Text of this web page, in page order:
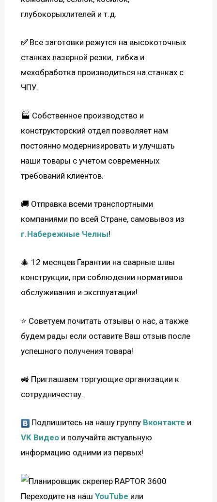
глубокорыхлителей и т.д.
✅Все заготовки режутся на высокоточных
станках лазерной резки, гибка и
мехобработка производиться на станках с
ЧПУ.
🏭 Собственное производство и
конструкторский отдел позволяет нам
постоянно модернизировать и улучшать
наши товары с учетом современных
требований клиентов.
🚚 Отправка всеми транспортными
компаниями по всей Стране, самовывоз из
г.Набережные Челны!
🎄 12 месяцев Гарантии на сварные швы
конструкции, при соблюдении нормативов
обслуживания и эксплуатации!
⭐ Советуем почитать отзывы о нас, а также
будем рады если оставите Ваш отзыв после
успешного получения товара!
🚜 Приглашаем торгующие организации к
сотрудничеству.
Подпишитесь на нашу группу Вконтакте и
VK Видео и получайте актуальную
информацию одними из первых!
Переходите на нашYouTube или